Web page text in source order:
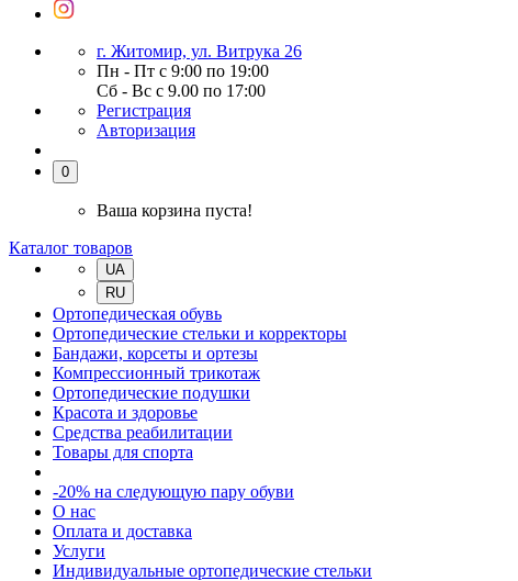
г. Житомир, ул. Витрука 26
Пн - Пт с 9:00 по 19:00
Сб - Вс с 9.00 по 17:00
Регистрация
Авторизация
0
Ваша корзина пуста!
Каталог товаров
UA
RU
Ортопедическая обувь
Ортопедические стельки и корректоры
Бандажи, корсеты и ортезы
Компрессионный трикотаж
Ортопедические подушки
Красота и здоровье
Средства реабилитации
Товары для спорта
-20% на следующую пару обуви
О нас
Оплата и доставка
Услуги
Индивидуальные ортопедические стельки